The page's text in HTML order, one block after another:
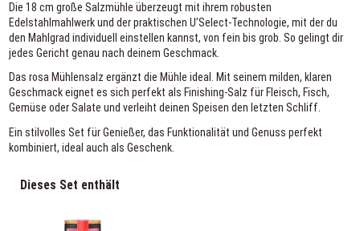
Die 18 cm große Salzmühle überzeugt mit ihrem robusten
Edelstahlmahlwerk und der praktischen U’Select-Technologie, mit der du
den Mahlgrad individuell einstellen kannst, von fein bis grob. So gelingt dir
jedes Gericht genau nach deinem Geschmack.
Das rosa Mühlensalz ergänzt die Mühle ideal. Mit seinem milden, klaren
Geschmack eignet es sich perfekt als Finishing-Salz für Fleisch, Fisch,
Gemüse oder Salate und verleiht deinen Speisen den letzten Schliff.
Ein stilvolles Set für Genießer, das Funktionalität und Genuss perfekt
kombiniert, ideal auch als Geschenk.
Dieses Set enthält